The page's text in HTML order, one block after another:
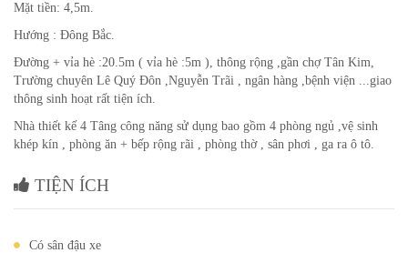
Mặt tiền: 4,5m.
Hướng : Đông Bắc.
Đường + vỉa hè :20.5m ( vỉa hè :5m ), thông rộng ,gần chợ Tân Kim,
Trường chuyên Lê Quý Đôn ,Nguyễn Trãi , ngân hàng ,bệnh viện ...giao
thông sinh hoạt rất tiện ích.
Nhà thiết kế 4 Tâng công năng sử dụng bao gồm 4 phòng ngủ ,vệ sinh
khép kín , phòng ăn + bếp rộng rãi , phòng thờ , sân phơi , ga ra ô tô.
TIỆN ÍCH
Có sân đậu xe